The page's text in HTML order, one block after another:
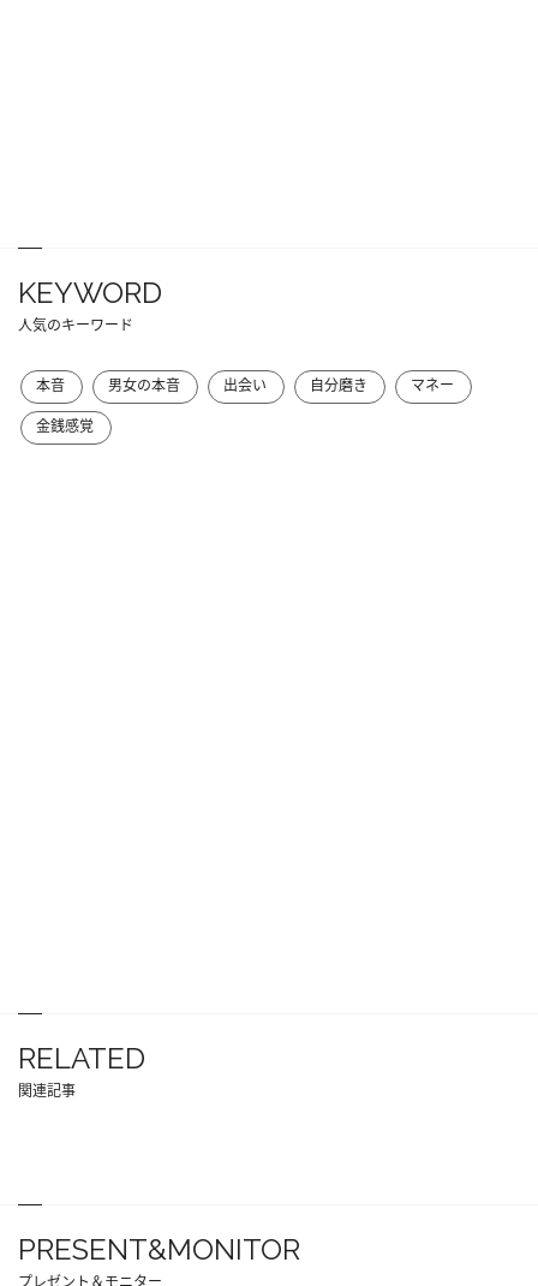
KEYWORD
人気のキーワード
本音 男女の本音 出会い 自分磨き
マネー
金銭感覚
RELATED
関連記事
PRESENT&MONITOR